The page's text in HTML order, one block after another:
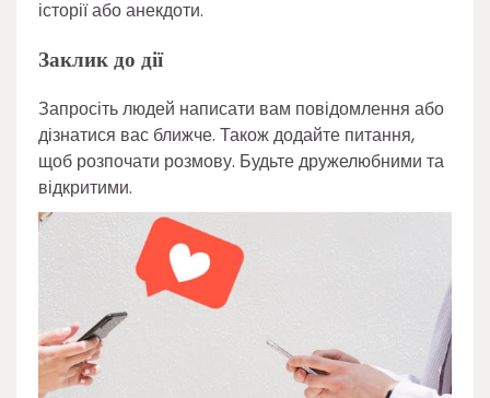
історії або анекдоти.
Заклик до дії
Запросіть людей написати вам повідомлення або
дізнатися вас ближче. Також додайте питання,
щоб розпочати розмову. Будьте дружелюбними та
відкритими.